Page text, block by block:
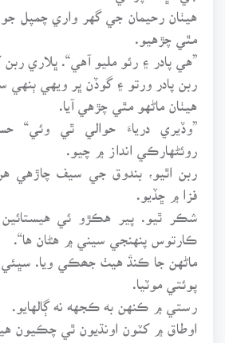
هيٺان رحيمان جي گهر واري چمپل جو
”هي پادر ۽ رئو مليو آهي“. ڀلاري ربن
ربن پادر ورتو ۽ گوڏن ڀر ويهي ٻنهي
هيٺان ماڻهو مٿي چڙهي آيا.
”وڏيري درياءَ حوالي ٿي وئي“
روئڻهارڪي انداز ۾ چيو.
ربن اٿيو، بندوق جي سيف چاڙهي
فزا ۾ ڇڏيو.
شڪر ٿيو. پير هڪڙو ئي هيستائين
ڪارتوس پنهنجي سيني ۾ هڻان ها“.
ماڻهن جا ڪنڌَ هيٺ جھڪي ويا. سڀئي
پوئتي موٽيا.
رستي ۾ ڪنهن به ڪجهه نه ڳالهايو.
اوطاق ۾ کٽون اونڌيون ٿي چڪيون